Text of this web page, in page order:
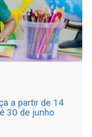
a partir de 14
30 de junho